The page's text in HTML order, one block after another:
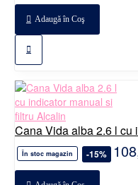
Adaugă în Coş
Cana Vida alba 2.6 l cu
În stoc magazin -15%